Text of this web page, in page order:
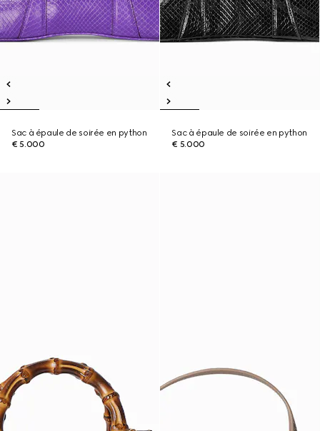
Sac à épaule de soirée en python
€ 5.000
Sac à épaule de soirée en python
€ 5.000